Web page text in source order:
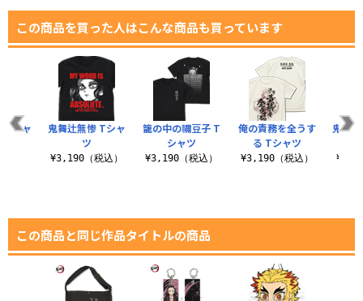
この商品を買った人はこんな商品も買っています
籠の中の禰豆子 T
シャツ
¥3,190（税込）
俺の責務を全うす
る Tシャツ
¥3,190（税込）
鬼殺
Tシャ
鬼舞辻無惨 Tシャ
ツ
¥3,190（税込）
この商品と同じ作品タイトルの商品